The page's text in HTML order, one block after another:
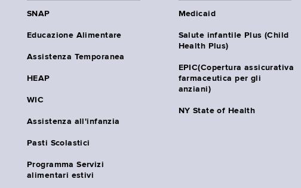
SNAP
Educazione Alimentare
Assistenza Temporanea
HEAP
WIC
Assistenza all'infanzia
Pasti Scolastici
Programma Servizi
alimentari estivi
Medicaid
Salute infantile Plus (Child
Health Plus)
EPIC(Copertura assicurativa
farmaceutica per gli
anziani)
NY State of Health